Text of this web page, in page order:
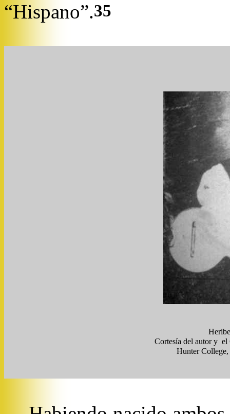
“Hispano”.35
Cortesía del autor y
Hunter